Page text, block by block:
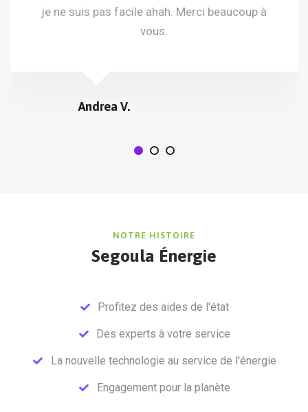
je ne suis pas facile ahah. Merci beaucoup à
vous.
Andrea V.
NOTRE HISTOIRE
Segoula Énergie
Profitez des aides de l'état
Des experts à votre service
La nouvelle technologie au service de l'énergie
Engagement pour la planète